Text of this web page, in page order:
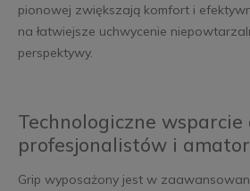
pionowej zwiększają komfort i
na łatwiejsze uchwycenie
perspektywy.
Technologiczne wsparcie
profesjonalistów i
Grip wyposażony jest w